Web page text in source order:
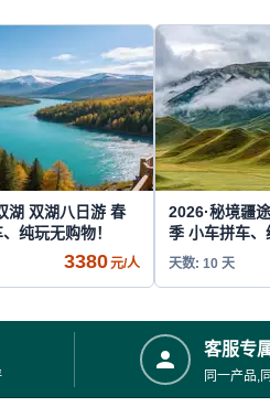
湖 双湖八日游 春
纯玩无购物！
3380元/人
2026·秘境疆
季 小车拼车、
天数: 10 天
客服专
同一产品,